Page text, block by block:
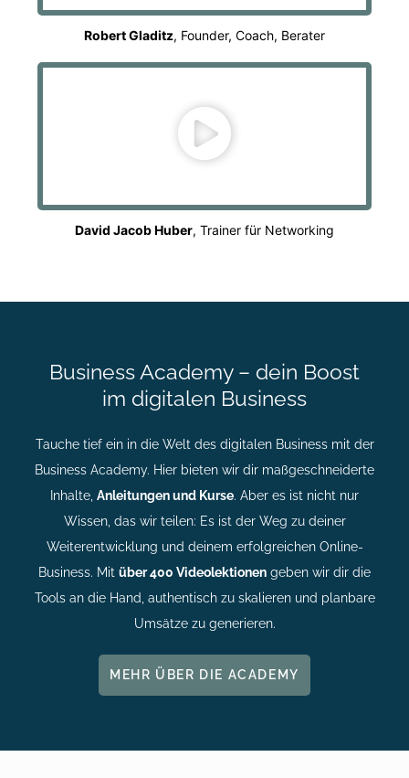
Robert Gladitz, Founder, Coach, Berater
David Jacob Huber, Trainer für Networking
Business Academy – dein Boost
im digitalen Business
Tauche tief ein in die Welt des digitalen Business mit der
Business Academy. Hier bieten wir dir maßgeschneiderte
Inhalte, Anleitungen und Kurse. Aber es ist nicht nur
Wissen, das wir teilen: Es ist der Weg zu deiner
Weiterentwicklung und deinem erfolgreichen Online-
Business. Mit über 400 Videolektionen geben wir dir die
Tools an die Hand, authentisch zu skalieren und planbare
Umsätze zu generieren.
MEHR ÜBER DIE ACADEMY